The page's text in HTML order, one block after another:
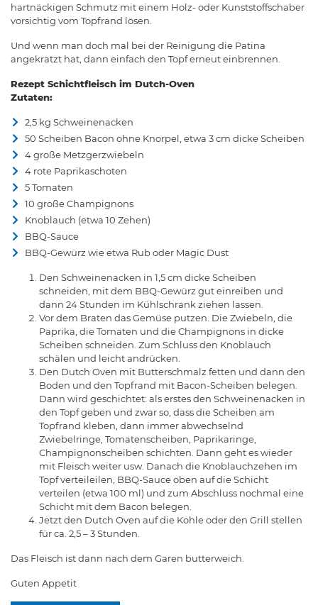
hartnäckigen Schmutz mit einem Holz- oder Kunststoffschaber
vorsichtig vom Topfrand lösen.
Und wenn man doch mal bei der Reinigung die Patina
angekratzt hat, dann einfach den Topf erneut einbrennen.
Rezept Schichtfleisch im Dutch-Oven
Zutaten:
2,5 kg Schweinenacken
50 Scheiben Bacon ohne Knorpel, etwa 3 cm dicke Scheiben
4 große Metzgerzwiebeln
4 rote Paprikaschoten
5 Tomaten
10 große Champignons
Knoblauch (etwa 10 Zehen)
BBQ-Sauce
BBQ-Gewürz wie etwa Rub oder Magic Dust
Den Schweinenacken in 1,5 cm dicke Scheiben
schneiden, mit dem BBQ-Gewürz gut einreiben und
dann 24 Stunden im Kühlschrank ziehen lassen.
Vor dem Braten das Gemüse putzen. Die Zwiebeln, die
Paprika, die Tomaten und die Champignons in dicke
Scheiben schneiden. Zum Schluss den Knoblauch
schälen und leicht andrücken.
Den Dutch Oven mit Butterschmalz fetten und dann den
Boden und den Topfrand mit Bacon-Scheiben belegen.
Dann wird geschichtet: als erstes den Schweinenacken in
den Topf geben und zwar so, dass die Scheiben am
Topfrand kleben, dann immer abwechselnd
Zwiebelringe, Tomatenscheiben, Paprikaringe,
Champignonscheiben schichten. Dann geht es wieder
mit Fleisch weiter usw. Danach die Knoblauchzehen im
Topf verteileilen, BBQ-Sauce oben auf die Schicht
verteilen (etwa 100 ml) und zum Abschluss nochmal eine
Schicht mit dem Bacon belegen.
Jetzt den Dutch Oven auf die Kohle oder den Grill stellen
für ca. 2,5 – 3 Stunden.
Das Fleisch ist dann nach dem Garen butterweich.
Guten Appetit